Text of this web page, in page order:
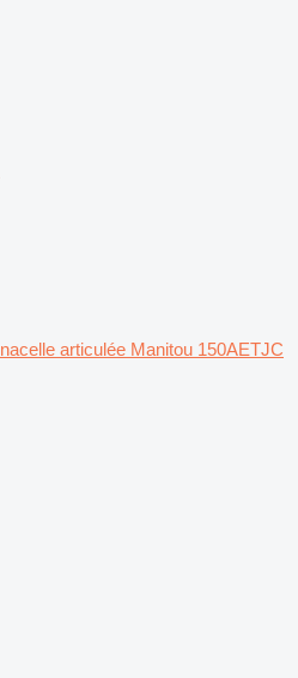
nacelle articulée Manitou 150AETJC